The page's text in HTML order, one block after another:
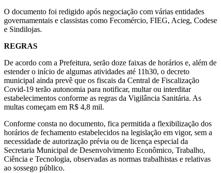
O documento foi redigido após negociação com várias entidades
governamentais e classistas como Fecomércio, FIEG, Acieg, Codese
e Sindilojas.
REGRAS
De acordo com a Prefeitura, serão doze faixas de horários e, além de
estender o início de algumas atividades até 11h30, o decreto
municipal ainda prevê que os fiscais da Central de Fiscalização
Covid-19 terão autonomia para notificar, multar ou interditar
estabelecimentos conforme as regras da Vigilância Sanitária. As
multas começam em R$ 4,8 mil.
Conforme consta no documento, fica permitida a flexibilização dos
horários de fechamento estabelecidos na legislação em vigor, sem a
necessidade de autorização prévia ou de licença especial da
Secretaria Municipal de Desenvolvimento Econômico, Trabalho,
Ciência e Tecnologia, observadas as normas trabalhistas e relativas
ao sossego público.